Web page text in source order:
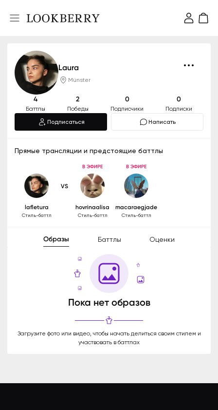
Laura
Münster
4
Баттлы
2
Победы
0
Подписчики
0
Подписки
Подписаться
Написать
Прямые трансляции и предстоящие баттлы
lafletura
Стиль-баттл
VS
В ЭФИРЕ
hovrinaalisa
Стиль-баттл
В ЭФИРЕ
macaraegjade
Стиль-баттл
Образы Баттлы Оценки
Пока нет образов
Загрузите фото или видео, чтобы начать делиться своим стилем и
участвовать в баттлах